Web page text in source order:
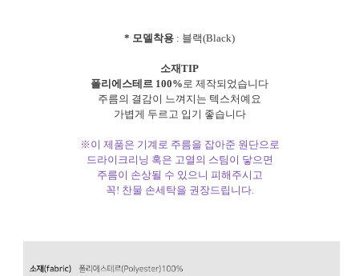
* 모델착용 : 블랙(Black)
소재TIP
폴리에스테르 100% 로 제작되었습니다
주름의 결감이 느껴지는 텍스처예요
가볍게 두르고 입기 좋습니다
※이 제품은 기계로 주름을 잡아준 원단으로
드라이크리닝 혹은 고열의 스팀이 닿으면
주름이 손상될 수 있으니 피해주시고
꼭! 찬물 손세탁을 권장드립니다.